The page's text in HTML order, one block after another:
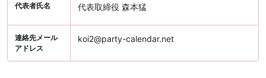
代表者氏名 代表取締役 森本猛
連絡先メール
アドレス
koi2@party-calendar.net